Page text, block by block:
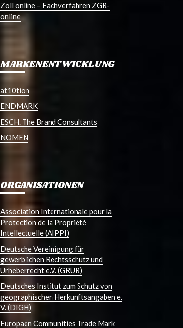
Zoll online – Fachverfahren ZGR-
online
MARKENENTWICKLUNG
at10tion
ENDMARK
ESCH. The Brand Consultants
NOMEN
ORGANISATIONEN
Association Internationale pour la
Protection de la Propriété
Intellectuelle (AIPPI)
Deutsche Vereinigung für
gewerblichen Rechtsschutz und
Urheberrecht e.V. (GRUR)
Deutsches Institut zum Schutz von
geographischen Herkunftsangaben e.
V. (DIGH)
Europaen Communities Trade Mark